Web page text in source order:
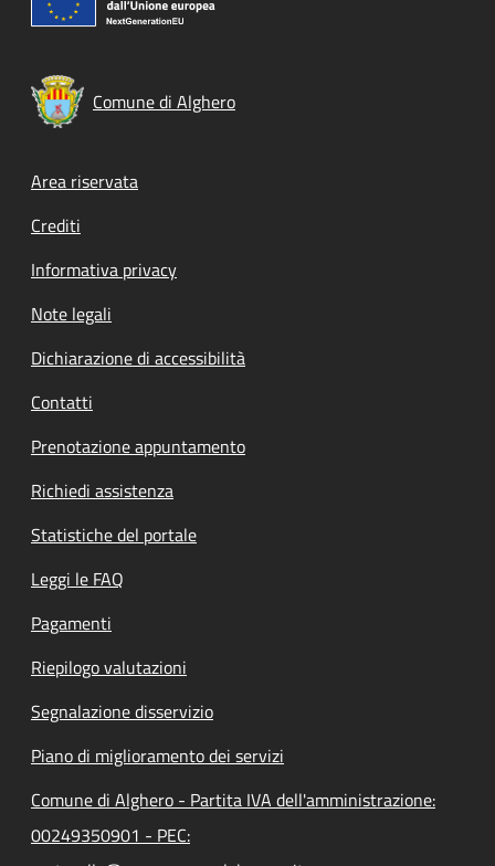
Comune di Alghero
Footer menu
Area riservata
Crediti
Informativa privacy
Note legali
Dichiarazione di accessibilità
Contatti
Prenotazione appuntamento
Richiedi assistenza
Statistiche del portale
Leggi le FAQ
Pagamenti
Riepilogo valutazioni
Segnalazione disservizio
Piano di miglioramento dei servizi
Comune di Alghero - Partita IVA dell'amministrazione:
00249350901 - PEC: